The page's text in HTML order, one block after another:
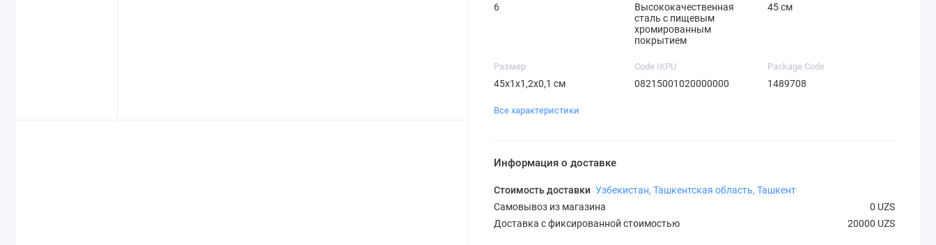
6
Высококачественная
сталь с пищевым
хромированным
покрытием
45 см
Размер
45х1х1,2х0,1 см
Code IKPU
08215001020000000
Package Code
1489708
Все характеристики
Информация о доставке
Стоимость доставки Узбекистан, Ташкентская область, Ташкент
Самовывоз из магазина
0 UZS
Доставка с фиксированной стоимостью
20000 UZS